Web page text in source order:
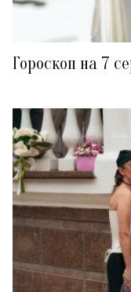
Гороскоп на 7